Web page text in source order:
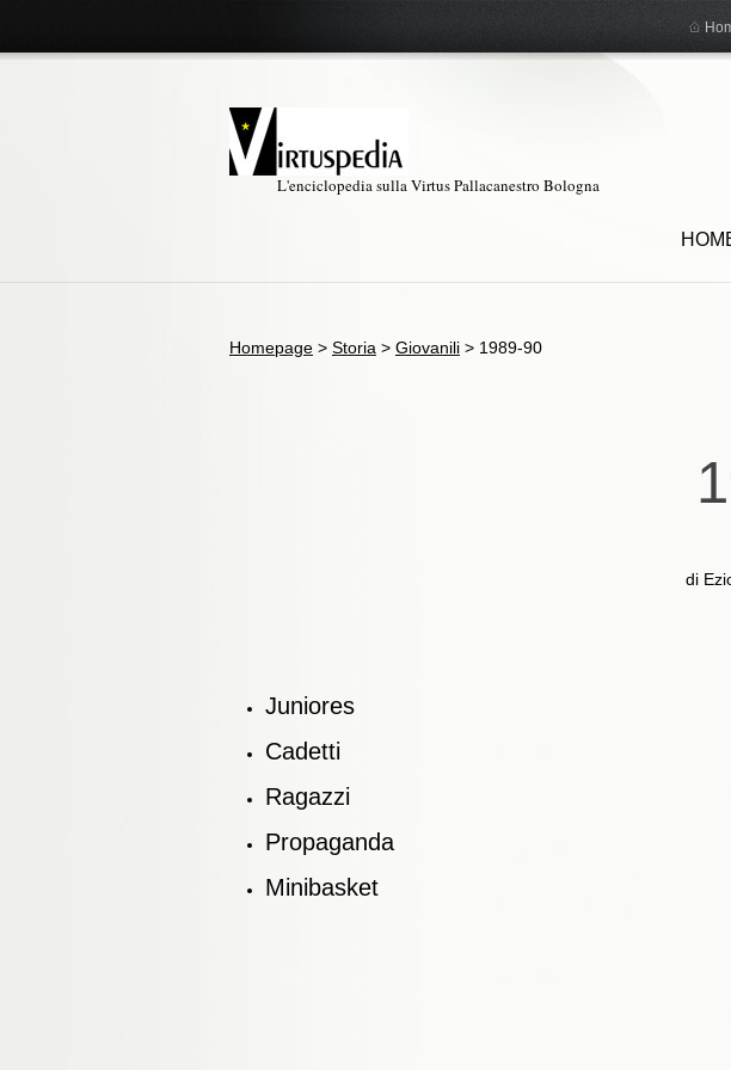
L'enciclopedia sulla Virtus Pallacanestro Bologna
Homepage > Storia > Giovanili > 1989-90
di
Juniores
Cadetti
Ragazzi
Propaganda
Minibasket